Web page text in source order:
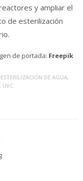
y ampliar el
de esterilización
de portada: Freepik
ESTERILIZACIÓN DE AGUA,
, UVC